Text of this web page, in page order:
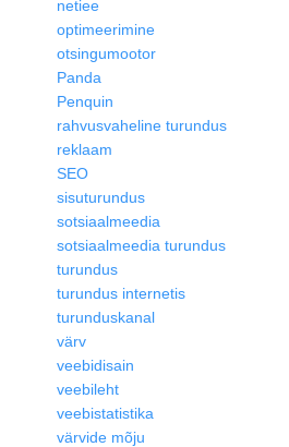
netiee
optimeerimine
otsingumootor
Panda
Penquin
rahvusvaheline turundus
reklaam
SEO
sisuturundus
sotsiaalmeedia
sotsiaalmeedia turundus
turundus
turundus internetis
turunduskanal
värv
veebidisain
veebileht
veebistatistika
värvide mõju